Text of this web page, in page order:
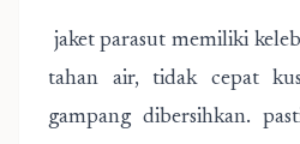
jaket parasut memiliki
tahan air, tidak cepat
gampang dibersihkan.